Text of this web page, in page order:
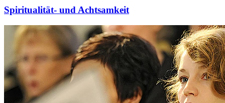
Spiritualität- und Achtsamkeit